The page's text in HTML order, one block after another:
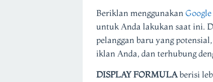
Beriklan menggunakan
untuk Anda lakukan saat ini.
pelanggan baru yang
iklan Anda, dan terhubung
DISPLAY FORMULAberisi